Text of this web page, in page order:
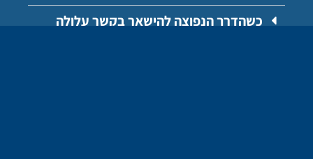
כשהדרך הנפוצה להישאר בקשר עלולה